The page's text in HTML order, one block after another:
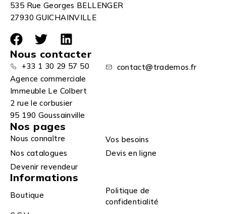
535 Rue Georges BELLENGER
27930 GUICHAINVILLE
Nous contacter
+33 1 30 29 57 50
contact@trademos.fr
Agence commerciale
Immeuble Le Colbert
2 rue le corbusier
95 190 Goussainville
Nos pages
Nous connaître
Vos besoins
Nos catalogues
Devis en ligne
Devenir revendeur
Informations
Boutique
Politique de
confidentialité